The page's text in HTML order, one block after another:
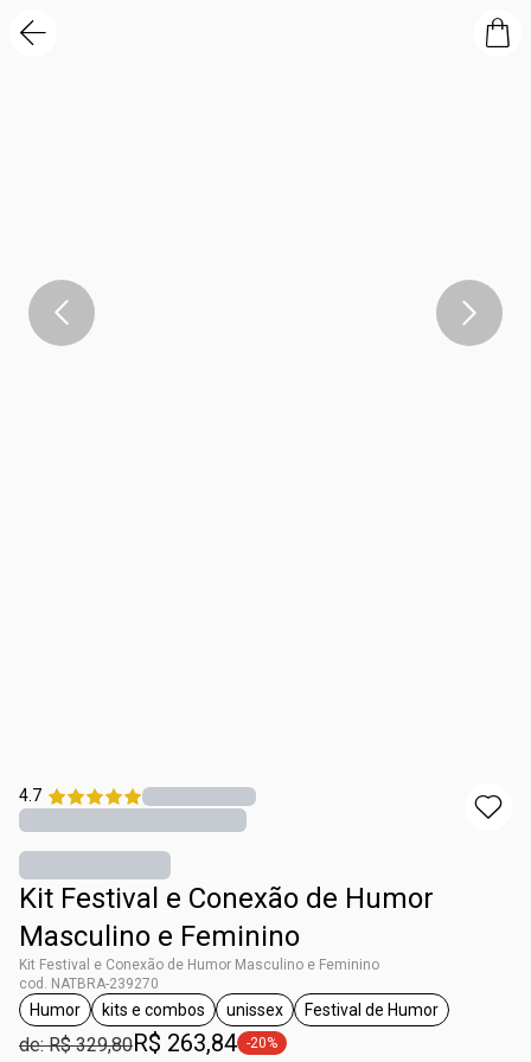
4.7
Kit Festival e Conexão de Humor
Masculino e Feminino
Kit Festival e Conexão de Humor Masculino e Feminino
cod. NATBRA-239270
etiqueta Humor
Humor
etiqueta kits e combos
kits e combos
etiqueta unissex
unissex
etiqueta Festival de
Festival de Humor
de: R$ 329,80R$ 263,84 etiqueta -20%
-20%